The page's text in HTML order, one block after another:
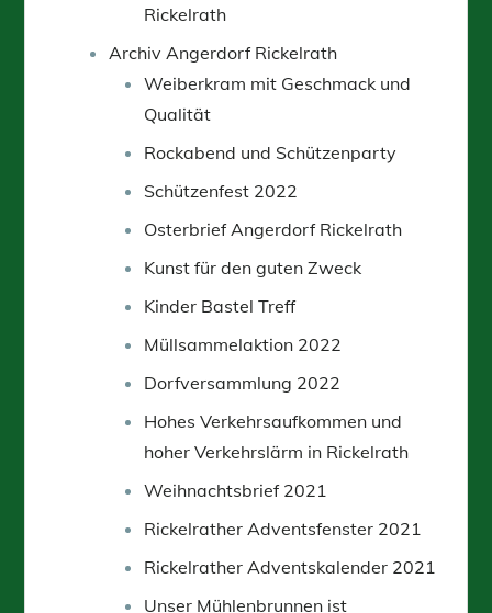
Rickelrath
Archiv Angerdorf Rickelrath
Weiberkram mit Geschmack und
Qualität
Rockabend und Schützenparty
Schützenfest 2022
Osterbrief Angerdorf Rickelrath
Kunst für den guten Zweck
Kinder Bastel Treff
Müllsammelaktion 2022
Dorfversammlung 2022
Hohes Verkehrsaufkommen und
hoher Verkehrslärm in Rickelrath
Weihnachtsbrief 2021
Rickelrather Adventsfenster 2021
Rickelrather Adventskalender 2021
Unser Mühlenbrunnen ist